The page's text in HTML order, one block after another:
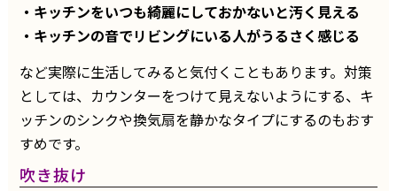
・キッチンをいつも綺麗にしておかないと汚く見える
・キッチンの音でリビングにいる人がうるさく感じる
など実際に生活してみると気付くこともあります。対策
としては、カウンターをつけて見えないようにする、キ
ッチンのシンクや換気扇を静かなタイプにするのもおす
すめです。
吹き抜け